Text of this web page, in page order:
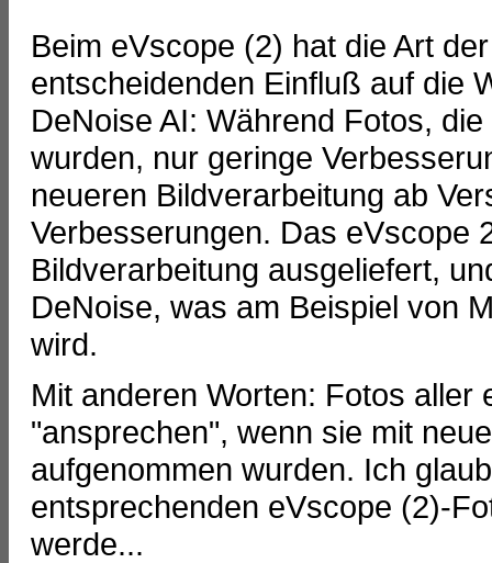
Beim eVscope (2) hat die Art
entscheidenden Einfluß auf die
DeNoise AI: Während Fotos,
wurden, nur geringe
neueren Bildverarbeitung ab
Verbesserungen. Das eVscope
Bildverarbeitung ausgeliefert,
DeNoise, was am Beispiel von
wird.
Mit anderen Worten: Fotos aller
"ansprechen", wenn sie mit
aufgenommen wurden. Ich
entsprechenden eVscope (2)-
werde...